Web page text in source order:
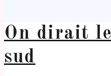
On dirait le
sud